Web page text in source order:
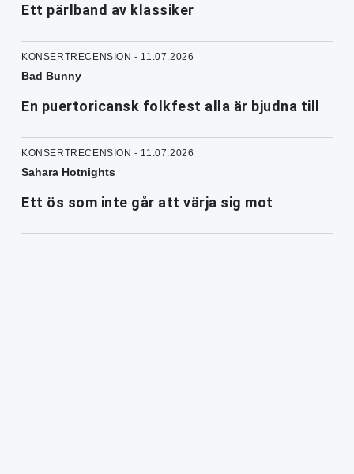
Ett pärlband av klassiker
KONSERTRECENSION - 11.07.2026
Bad Bunny
En puertoricansk folkfest alla är bjudna till
KONSERTRECENSION - 11.07.2026
Sahara Hotnights
Ett ös som inte går att värja sig mot